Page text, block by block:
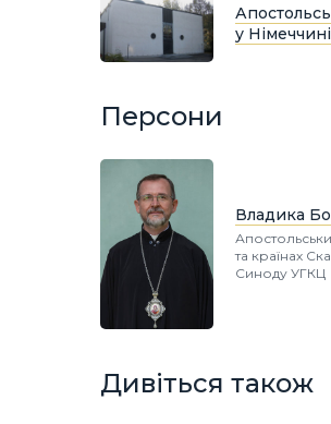
у
Персони
Владика
та країнах
Синоду УГКЦ
Дивіться також